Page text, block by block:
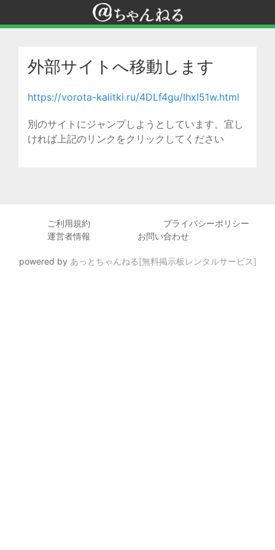
外部サイトへ移動します
https://vorota-kalitki.ru/4DLf4gu/IhxI51w.html
別のサイトにジャンプしようとしています。宜し
ければ上記のリンクをクリックしてください
ご利用規約
プライバシーポリシー
運営者情報
お問い合わせ
powered by あっとちゃんねる[無料掲示板レンタルサービス]